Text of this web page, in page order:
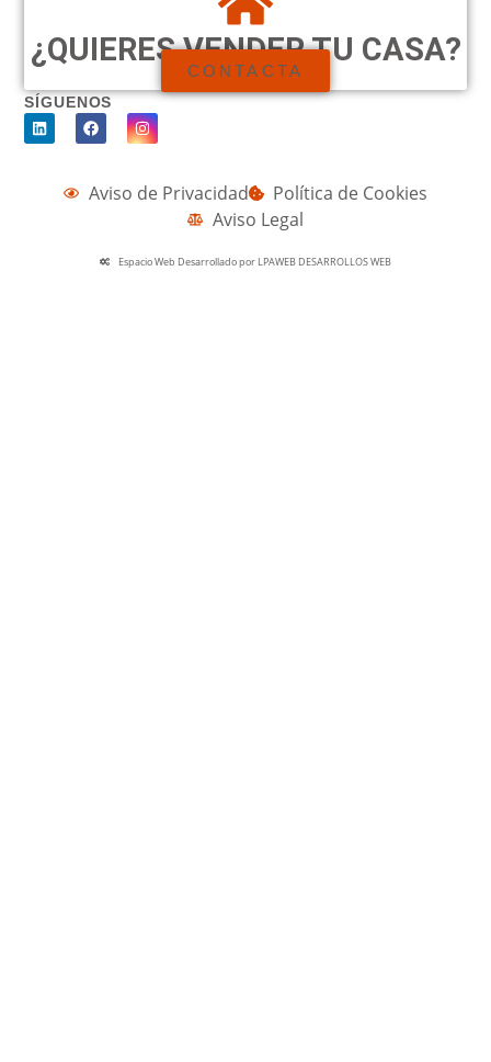
¿QUIERES VENDER TU CASA?
CONTACTA
SÍGUENOS
Aviso de Privacidad
Política de Cookies
Aviso Legal
Espacio Web Desarrollado por LPAWEB DESARROLLOS WEB